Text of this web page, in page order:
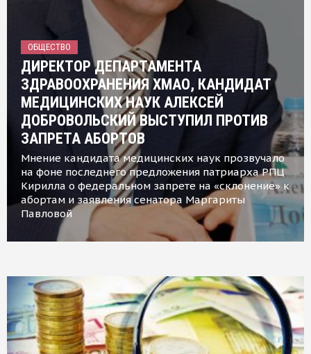
ОБЩЕСТВО
ДИРЕКТОР ДЕПАРТАМЕНТА
ЗДРАВООХРАНЕНИЯ ХМАО, КАНДИДАТ
МЕДИЦИНСКИХ НАУК АЛЕКСЕЙ
ДОБРОВОЛЬСКИЙ ВЫСТУПИЛ ПРОТИВ
ЗАПРЕТА АБОРТОВ
Мнение кандидата медицинских наук прозвучало
на фоне последнего предложения патриарха РПЦ
Кирилла о федеральном запрете на «склонение» к
абортам и заявления сенатора Маргариты
Павловой